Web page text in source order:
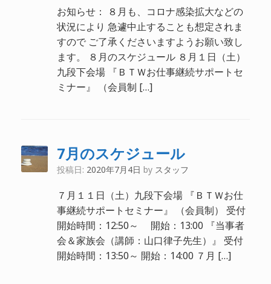
お知らせ： ８月も、コロナ感染拡大などの
状況により 急遽中止することも想定されま
すので ご了承くださいますようお願い致し
ます。 ８月のスケジュール ８月１日（土）
九段下会場 『ＢＴＷお仕事継続サポートセ
ミナー』 （会員制 […]
7月のスケジュール
投稿日: 2020年7月4日 by スタッフ
７月１１日（土）九段下会場 『ＢＴＷお仕
事継続サポートセミナー』 （会員制） 受付
開始時間：12:50～ 開始：13:00 『当事者
会＆家族会（講師：山口律子先生）』 受付
開始時間：13:50～ 開始：14:00 ７月 […]